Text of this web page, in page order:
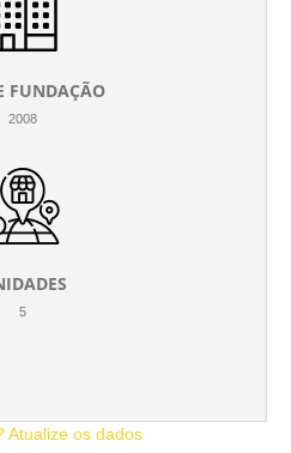
FUNDAÇÃO
2008
5
Atualize os dados